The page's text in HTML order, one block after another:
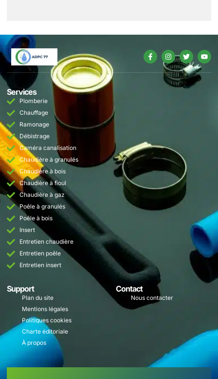
Services
Plomberie
Chauffage
Ramonage
Débistrage
Caméra canalisation
Chaudière à granulés
Chaudière à bois
Chaudière à fioul
Chaudière à gaz
Poêle à granulés
Poêle à bois
Insert
Entretien chaudière
Entretien poêle
Entretien insert
Support
Plan du site
Mentions légales
Politiques cookies
Charte éditoriale
À propos
Contact
Nous contacter